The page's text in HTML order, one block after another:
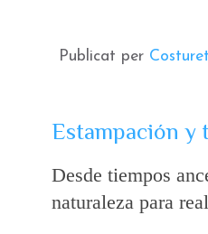
Publicat per
Estampación y
Desde tiempos
naturaleza para